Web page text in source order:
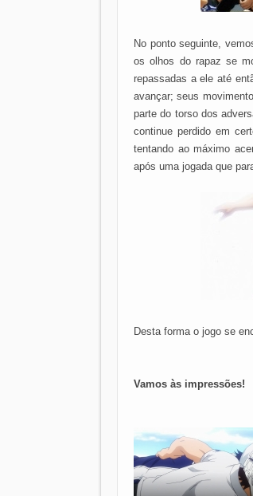
No ponto seguinte,
os olhos do rapaz se
repassadas a ele até
avançar; seus
parte do torso dos
continue perdido em
tentando ao máximo
após uma jogada que
Desta forma o jogo se
Vamos às impressões!